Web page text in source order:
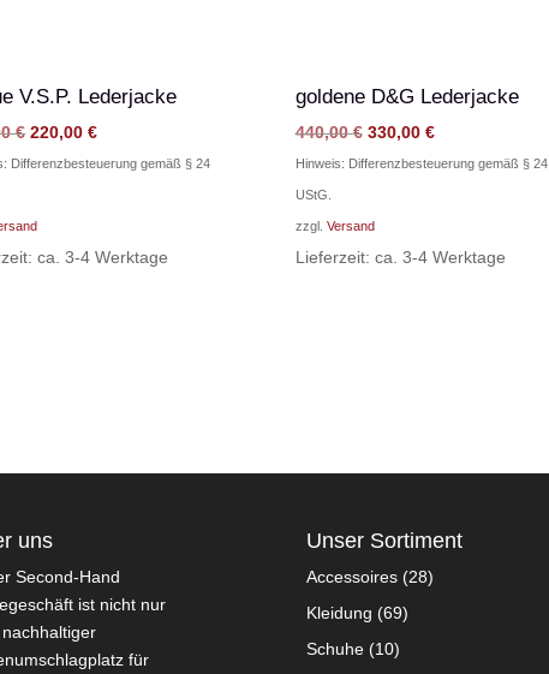
V.S.P. Lederjacke
€ Ursprünglicher
Preis
330,00 €
220,00€Aktueller
Preis
Differenzbesteuerung gemäß § 24
ca. 3-4 Werktage
goldene D&G Lederjacke
440,00€ Ursprünglicher
Preis
440,00 €
330,00 €Aktueller
Preis
Hinweis: Differenzbesteuerung gemäß § 24
UStG.
zzgl. Versand
Lieferzeit: ca. 3-4 Werktage
uns
Second-Hand
ist nicht nur
für
Unser Sortiment
Accessoires (28)
Kleidung (69)
Schuhe (10)